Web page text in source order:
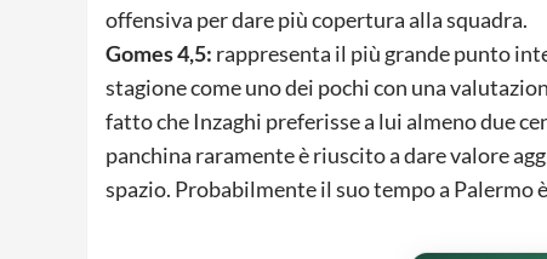
offensiva per dare più copertura alla squadra.
Gomes 4,5: rappresenta il più grande punto
stagione come uno dei pochi con una
fatto che Inzaghi preferisse a lui almeno due
panchina raramente è riuscito a dare valore
spazio. Probabilmente il suo tempo a Palermo